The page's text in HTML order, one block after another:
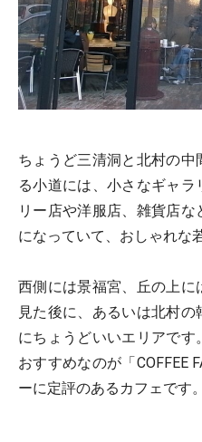
ちょうど三清洞と北村の
る小道には、小さなギャ
リー店や洋服店、雑貨店
になっていて、おしゃれな
西側には景福宮、丘の上
見た後に、あるいは北村
にちょうどいいエリアで
おすすめなのが「COFFEE
ーに定評のあるカフェです。